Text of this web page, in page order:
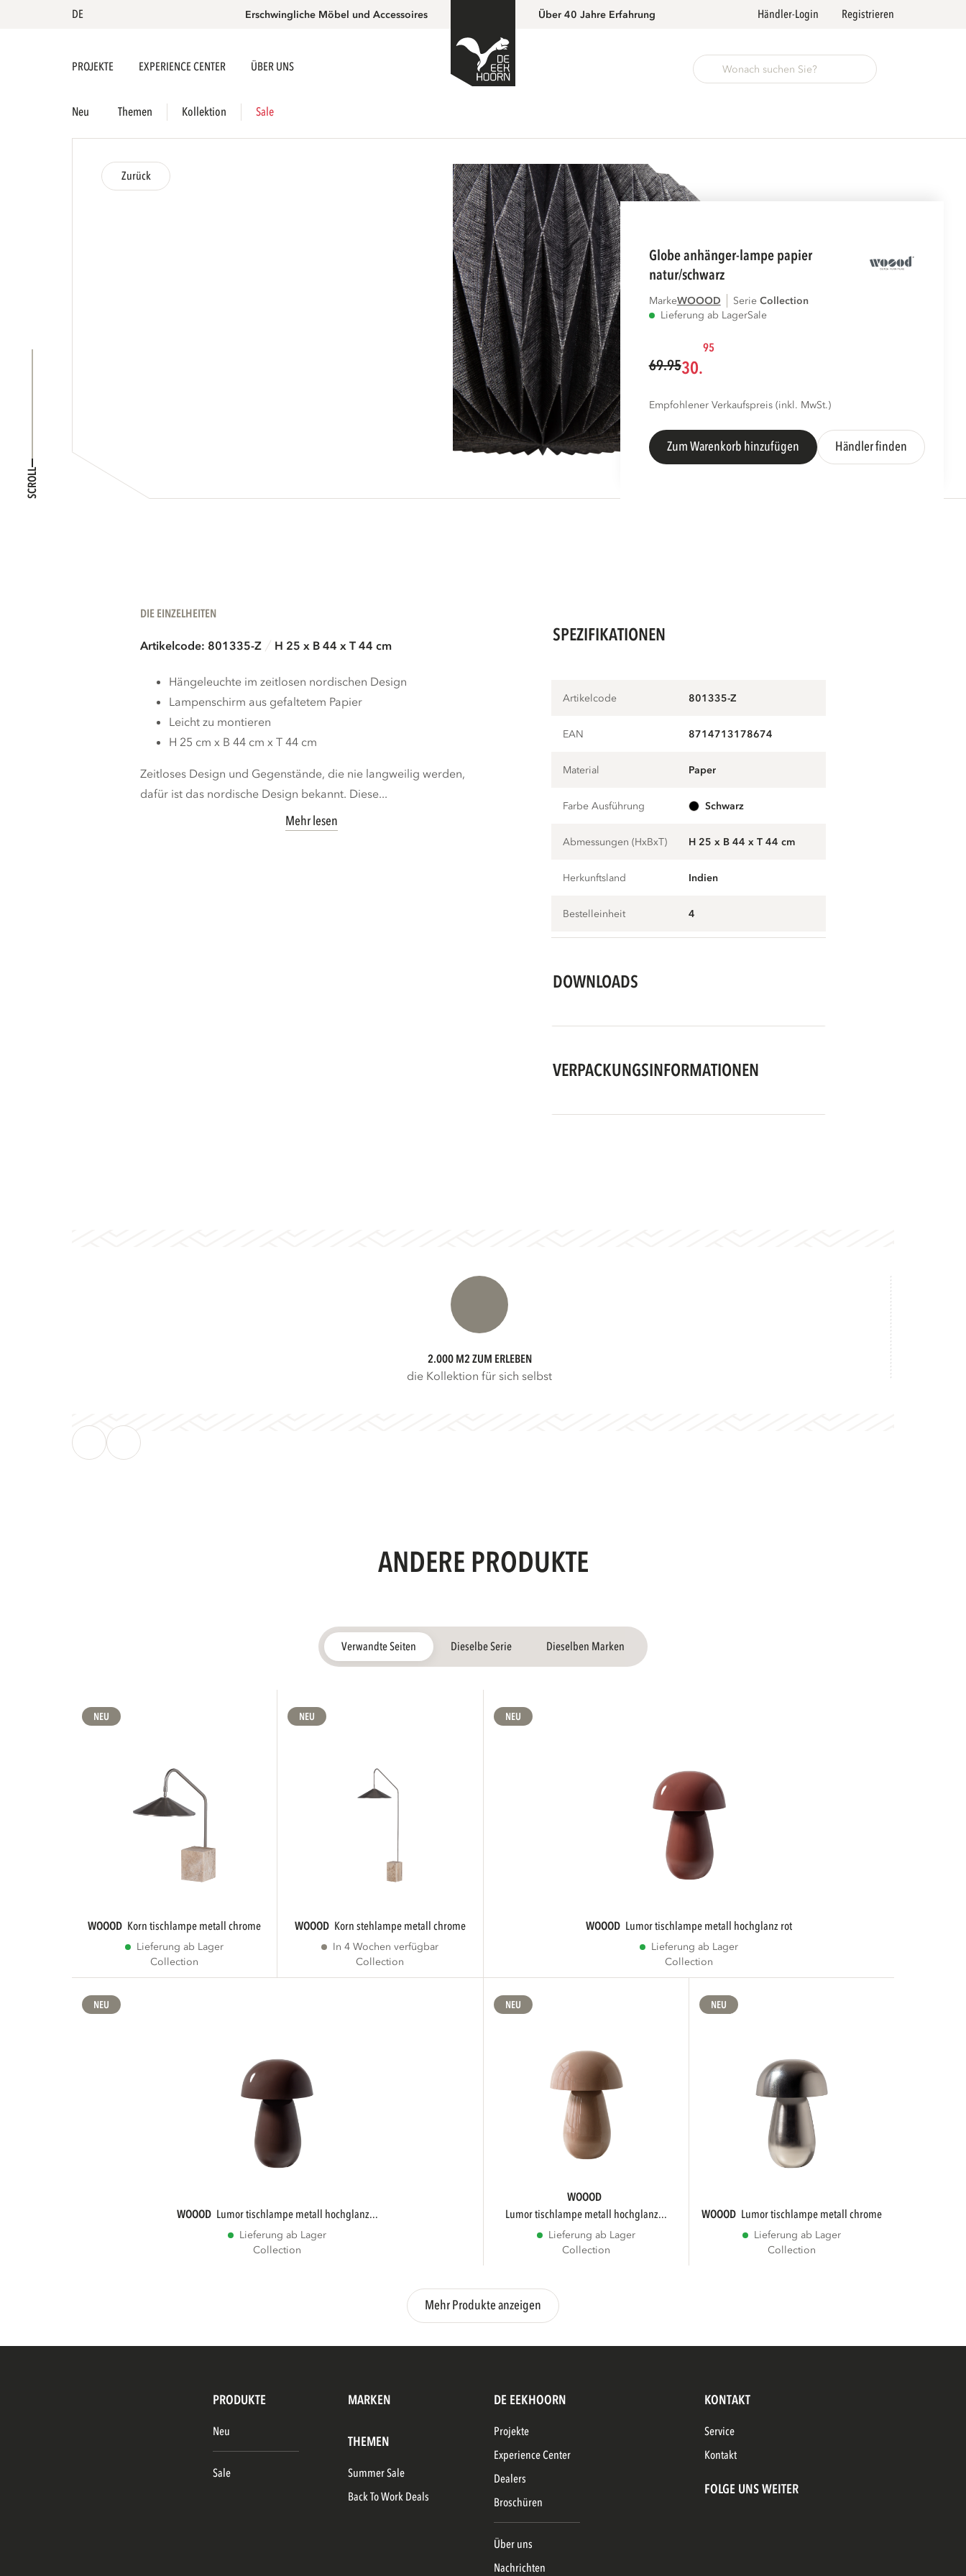
DE Erschwingliche Möbel und Accessoires Über 40 Jahre Erfahrung Händler-Login Registrieren
PROJEKTE EXPERIENCE CENTER ÜBER UNS
Neu Themen Kollektion Sale
SCROLL
Zurück
globe anhänger-lampe papier
natur/schwarz
MarkeWOOOD Serie
collection
Lieferung ab LagerSale
69.9530.
95
Empfohlener Verkaufspreis (inkl. MwSt.)
Zum Warenkorb hinzufügen Händler finden
DIE EINZELHEITEN
Artikelcode: 801335-Z H 25 x B 44 x T 44 cm
Hängeleuchte im zeitlosen nordischen Design
Lampenschirm aus gefaltetem Papier
Leicht zu montieren
H 25 cm x B 44 cm x T 44 cm
Zeitloses Design und Gegenstände, die nie langweilig werden,
dafür ist das nordische Design bekannt. Diese...
Mehr lesen
SPEZIFIKATIONEN
Artikelcode 801335-Z
EAN 8714713178674
Material paper
Farbe Ausführung schwarz
Abmessungen (HxBxT) H 25 x B 44 x T 44 cm
Herkunftsland Indien
Bestelleinheit 4
DOWNLOADS
VERPACKUNGSINFORMATIONEN
2.000 M2 ZUM ERLEBEN
die Kollektion für sich selbst
ANDERE PRODUKTE
Verwandte Seiten Dieselbe Serie Dieselben Marken
NEU
WOOOD korn tischlampe metall chrome
Lieferung ab Lager
Collection
NEU
WOOOD korn stehlampe metall chrome
In 4 Wochen verfügbar
Collection
NEU
WOOOD lumor tischlampe metall hochglanz rot
Lieferung ab Lager
Collection
NEU
WOOOD lumor tischlampe metall hochglanz...
Lieferung ab Lager
Collection
NEU
WOOOD
lumor tischlampe metall hochglanz...
Lieferung ab Lager
Collection
NEU
WOOOD lumor tischlampe metall chrome
Lieferung ab Lager
Collection
Mehr Produkte anzeigen
PRODUKTE MARKEN
Neu
Sale
THEMEN
Summer Sale
Back To Work Deals
DE EEKHOORN
Projekte
Experience Center
Dealers
Broschüren
Über uns
Nachrichten
KONTAKT
Service
Kontakt
FOLGE UNS WEITER